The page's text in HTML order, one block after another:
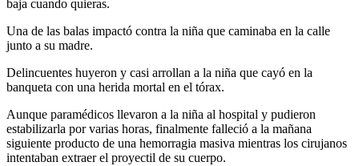
baja cuando quieras.
Una de las balas impactó contra la niña que caminaba en la calle
junto a su madre.
Delincuentes huyeron y casi arrollan a la niña que cayó en la
banqueta con una herida mortal en el tórax.
Aunque paramédicos llevaron a la niña al hospital y pudieron
estabilizarla por varias horas, finalmente falleció a la mañana
siguiente producto de una hemorragia masiva mientras los cirujanos
intentaban extraer el proyectil de su cuerpo.